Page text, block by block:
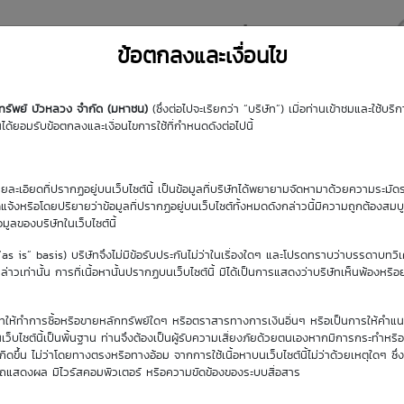
ข้อตกลงและเงื่อนไข
รัพย์ บัวหลวง จำกัด (มหาชน) (ซึ่งต่อไปจะเรียกว่า “บริษัท”) เมื่อท่านเข้าชมและใช้บ
ยอมรับข้อตกลงและเงื่อนไขการใช้ที่กำหนดดังต่อไปนี้
ะเอียดที่ปรากฏอยู่บนเว็บไซต์นี้ เป็นข้อมูลที่บริษัทได้พยายามจัดหามาด้วยความระมั
งหรือโดยปริยายว่าข้อมูลที่ปรากฏอยู่บนเว็บไซต์ทั้งหมดดังกล่าวนี้มีความถูกต้องสม
ลของบริษัทในเว็บไซต์นี้
is” basis) บริษัทจึงไม่มีข้อรับประกันไม่ว่าในเรื่องใดๆ และโปรดทราบว่าบรรดาบท
วเท่านั้น การที่เนื้อหานั้นปรากฏบนเว็บไซต์นี้ มิได้เป็นการแสดงว่าบริษัทเห็นพ้องหรื
ห้ทำการซื้อหรือขายหลักทรัพย์ใดๆ หรือตราสารทางการเงินอื่นๆ หรือเป็นการให้คำ
บไซต์นี้เป็นพื้นฐาน ท่านจึงต้องเป็นผู้รับความเสี่ยงภัยด้วยตนเองหากมีการกระทำห
น ไม่ว่าโดยทางตรงหรือทางอ้อม จากการใช้เนื้อหาบนเว็บไซต์นี้ไม่ว่าด้วยเหตุใด
ดงผล มีไวรัสคอมพิวเตอร์ หรือความขัดข้องของระบบสื่อสาร
DW Highlight DW มุมความรู้ DW Search